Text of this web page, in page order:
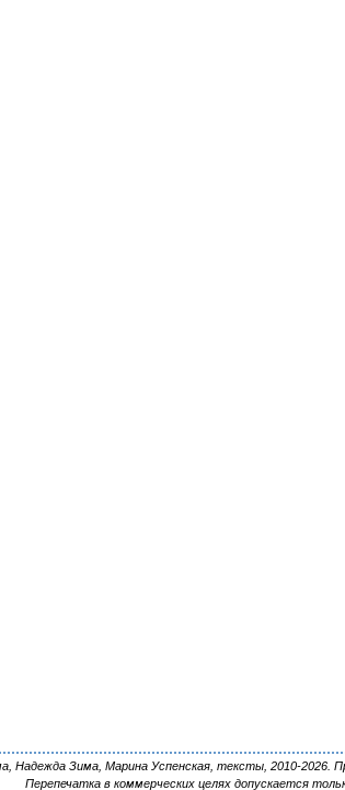
Надежда Зима, Марина Успенская, тексты, 2010-2026.
Перепечатка в коммерческих целях допускается